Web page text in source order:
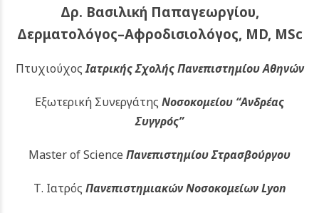
Δρ. Βασιλική Παπαγεωργίου,
Δερματολόγος–Αφροδισιολόγος, MD, MSc
ΠτυχιούχοςΙατρικής Σχολής Πανεπιστημίου Αθηνών
Εξωτερική Συνεργάτης Νοσοκομείου “Ανδρέας
Συγγρός”
Master of Science Πανεπιστημίου Στρασβούργου
Τ. Ιατρός Πανεπιστημιακών Νοσοκομείων Lyon